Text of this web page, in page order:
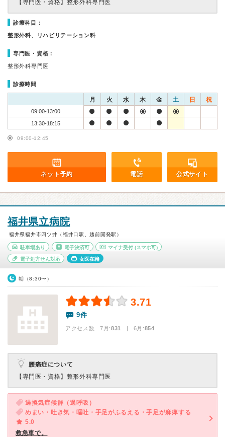
【専門医・資格】 整形外科専門医
診療科目：
整形外科、リハビリテーション科
専門医・資格：
整形外科専門医
診療時間
月 火 水 木 金 土 日 祝
09:00-13:00
13:30-18:15
09:00-12:45
ネット予約 電話 公式サイト
福井県立病院
福井県福井市四ツ井（福井口駅、越前開発駅）
駐車場あり 電子決済可 マイナ受付 (スマホ可)
電子処方せん対応 女医在籍
朝（8:30〜）
3.71
9件
アクセス数 7月:831 | 6月:854
腰痛症について
【専門医・資格】 整形外科専門医
過換気症候群（過呼吸）
めまい・吐き気・嘔吐・手足がふるえる・手足が麻痺する
5.0
救急車で。